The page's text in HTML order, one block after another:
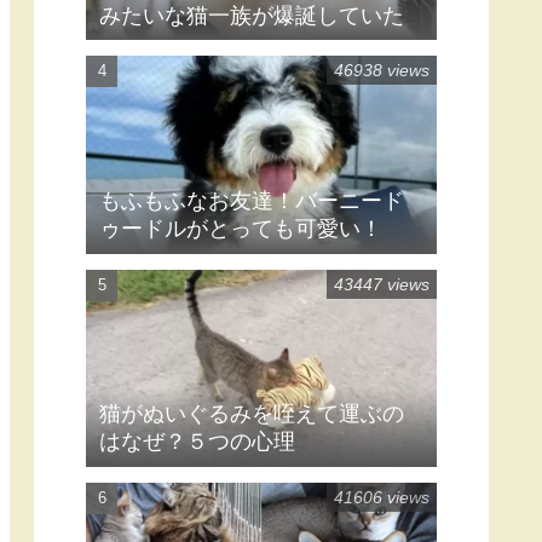
黒猫の毛色が変わるのはなぜ？
赤茶色になる・白くなる理由
子猫まで同じ柄！「怪傑ゾロ」
みたいな猫一族が爆誕していた
48869 views
46938 views